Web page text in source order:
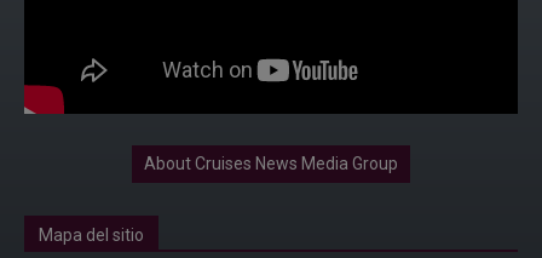
About Cruises News Media Group
Mapa del sitio